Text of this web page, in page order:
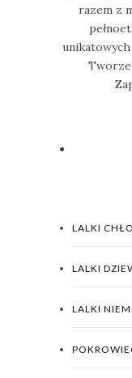
razem z
LALKI
LALKI
LALKI